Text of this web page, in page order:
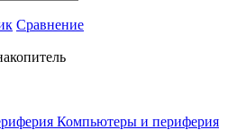
Сравнение
Компьютеры и периферия